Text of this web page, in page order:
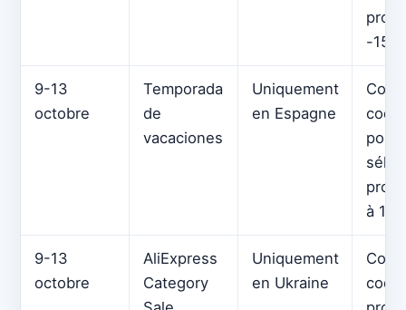
-15€
9-13
octobre
Temporada
de
vacaciones
Uniquement
en Espagne
pour
à
9-13
octobre
AliExpress
Category
Uniquement
en Ukraine